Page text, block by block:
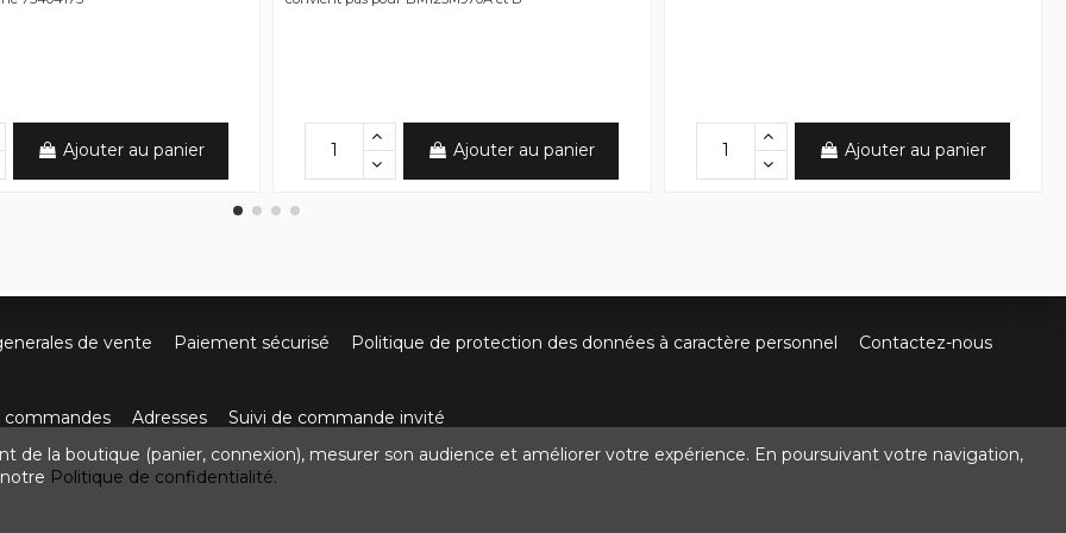
Ajouter au panier Ajouter au panier Ajouter au panier
de vente Paiement sécurisé Politique de protection des données à caractère personnel
Contactez-nous
commandes Adresses Suivi de commande invité
de Villefort 48800 Pied-de-Borne
de la boutique (panier, connexion), mesurer son audience et améliorer votre expérience. En poursuivant votre navigation,
Politique de confidentialité.